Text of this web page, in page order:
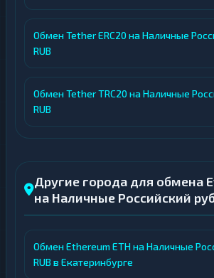
Обмен Tether ERC20 на Наличные
RUB
Обмен Tether TRC20 на Наличные
RUB
Другие города для обмена
на Наличные Российский
Обмен Ethereum ETH на Наличные
RUB в Екатеринбурге